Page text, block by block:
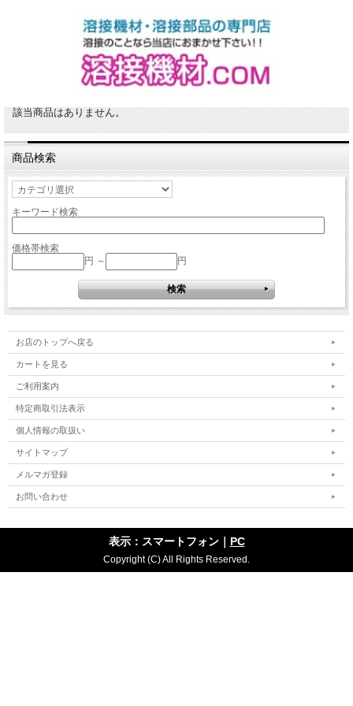
該当商品はありません。
商品検索
キーワード検索
価格帯検索
円 ～
円
お店のトップへ戻る
カートを見る
ご利用案内
特定商取引法表示
個人情報の取扱い
サイトマップ
メルマガ登録
お問い合わせ
表示：スマートフォン｜ PC
Copyright (C) All Rights Reserved.